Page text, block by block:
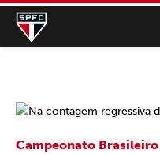
Campeonato Brasileiro